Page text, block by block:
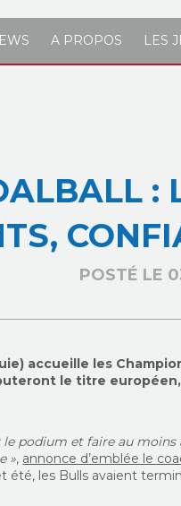
A PROPOS LES
:
POSTÉ LE
accueille les
le titre
podium et faire au moins
», annonce d’emblée le
été, les Bulls avaient